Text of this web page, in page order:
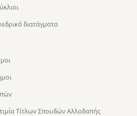
διατάγματα
Τίτλων Σπουδών Αλλοδαπής